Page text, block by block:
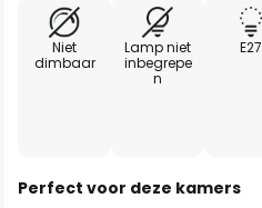
Niet
dimbaar
Lamp niet
inbegrepe
n
E27
Perfect voor deze kamers